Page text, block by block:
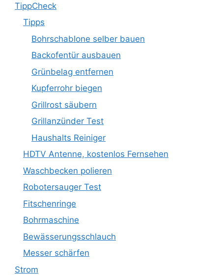
TippCheck
Tipps
Bohrschablone selber bauen
Backofentür ausbauen
Grünbelag entfernen
Kupferrohr biegen
Grillrost säubern
Grillanzünder Test
Haushalts Reiniger
HDTV Antenne, kostenlos Fernsehen
Waschbecken polieren
Robotersauger Test
Fitschenringe
Bohrmaschine
Bewässerungsschlauch
Messer schärfen
Strom